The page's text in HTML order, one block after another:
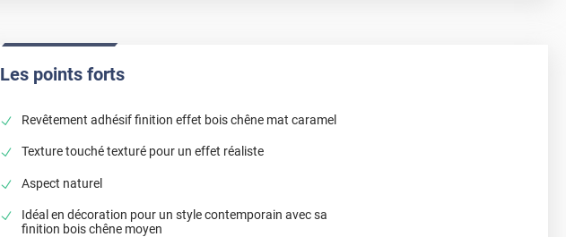
Les points forts
Revêtement adhésif finition effet bois chêne mat caramel
Texture touché texturé pour un effet réaliste
Aspect naturel
Idéal en décoration pour un style contemporain avec sa
finition bois chêne moyen